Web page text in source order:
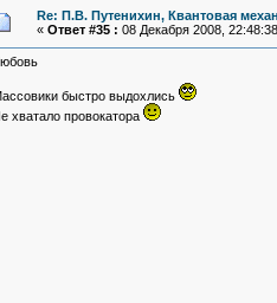
Re: П.В. Путенихин, Квантовая
« Ответ #35 : 08 Декабря 2008,
быстро выдохлись
хватало провокатора